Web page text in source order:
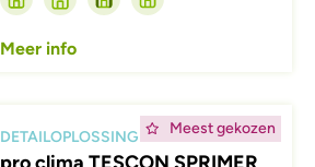
Meer info
Meest gekozen
DETAILOPLOSSING